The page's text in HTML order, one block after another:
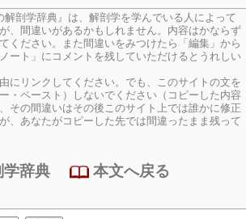
剖学辞典』は、解剖学を学んでいる人によって
、間違いがあるかもしれません。内容はかならず
ください。
また間違いをみつけたら「編集」から
ート」にコメントを残していただけるとうれしい
にリンクしてください。でも、このサイトの文を
・ペースト）しないでください（コピーした内容
その間違いはその後このサイト上では誰かに修正
、あなたがコピーした先では間違ったまま残って
学辞典 本文へ戻る